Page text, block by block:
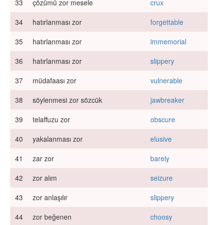
33 çözümü zor mesele
crux
34
hatırlanması zor
forgettable
35
hatırlanması zor
immemorial
36
hatırlanması zor
slippery
37
müdafaası zor
vulnerable
38
söylenmesi zor sözcük
jawbreaker
39
telaffuzu zor
obscure
40
yakalanması zor
elusive
41
zar zor
barely
42
zor alım
seizure
43
zor anlaşılır
slippery
44
zor beğenen
choosy